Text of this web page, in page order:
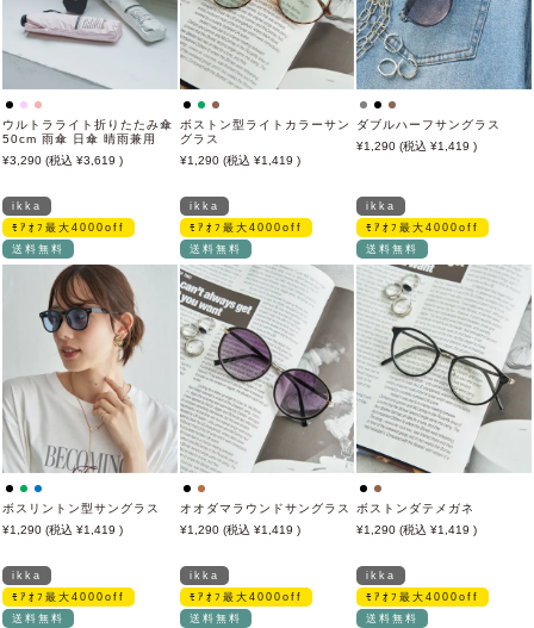
ウルトラライト折りたたみ傘
50cm 雨傘 日傘 晴雨兼用
3,290
3,619
ボストン型ライトカラーサン
グラス
1,290
1,419
ダブルハーフサングラス
1,290
1,419
ikka
ﾓｱｵﾌ最大4000off
送料無料
ボスリントン型サングラス
1,290
1,419
ikka
ﾓｱｵﾌ最大4000off
送料無料
オオダマラウンドサングラス
1,290
1,419
ikka
ﾓｱｵﾌ最大4000off
送料無料
ボストンダテメガネ
1,290
1,419
ikka
ﾓｱｵﾌ最大4000off
送料無料
ikka
ﾓｱｵﾌ最大4000off
送料無料
ikka
ﾓｱｵﾌ最大4000off
送料無料